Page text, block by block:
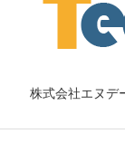
株式会社エヌデ